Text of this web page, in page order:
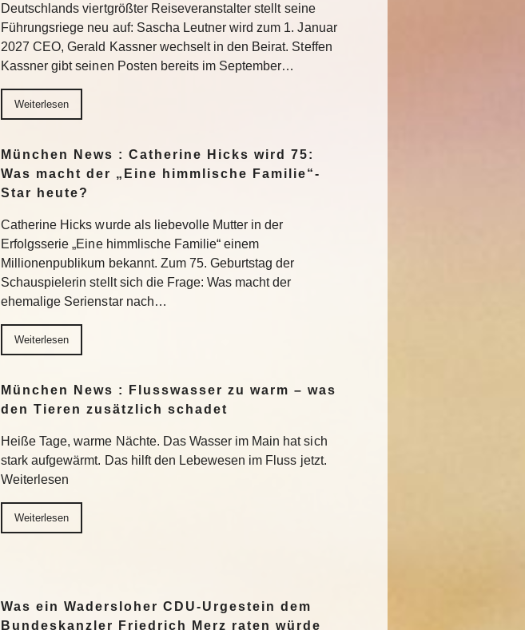
Deutschlands viertgrößter Reiseveranstalter stellt seine
Führungsriege neu auf: Sascha Leutner wird zum 1. Januar
2027 CEO, Gerald Kassner wechselt in den Beirat. Steffen
Kassner gibt seinen Posten bereits im September…
Weiterlesen
München News : Catherine Hicks wird 75:
Was macht der „Eine himmlische Familie“-
Star heute?
Catherine Hicks wurde als liebevolle Mutter in der
Erfolgsserie „Eine himmlische Familie“ einem
Millionenpublikum bekannt. Zum 75. Geburtstag der
Schauspielerin stellt sich die Frage: Was macht der
ehemalige Serienstar nach…
Weiterlesen
München News : Flusswasser zu warm – was
den Tieren zusätzlich schadet
Heiße Tage, warme Nächte. Das Wasser im Main hat sich
stark aufgewärmt. Das hilft den Lebewesen im Fluss jetzt.
Weiterlesen
Weiterlesen
Was ein Wadersloher CDU-Urgestein dem
Bundeskanzler Friedrich Merz raten würde